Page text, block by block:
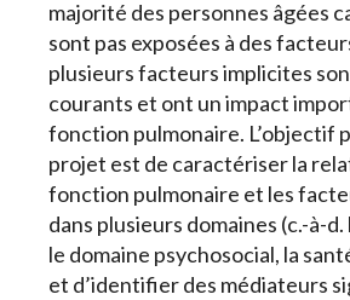
majorité des personnes âgées
sont pas exposées à des
plusieurs facteurs implicites
courants et ont un impact
fonction pulmonaire. L’objectif
projet est de caractériser la
fonction pulmonaire et les
dans plusieurs domaines (c.-à-d.
le domaine psychosocial, la
et d’identifier des médiateurs